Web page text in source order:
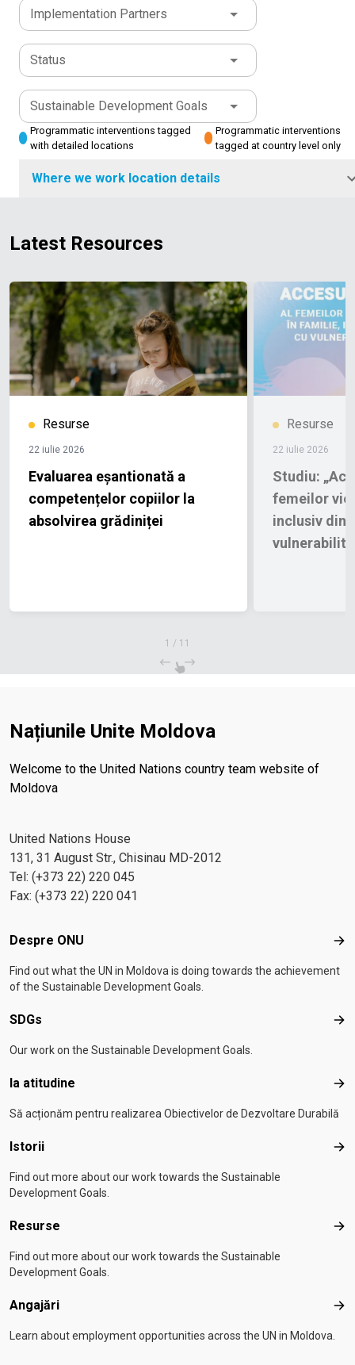
Implementation Partners
Status
Sustainable Development Goals
Programmatic interventions tagged
with detailed locations
Programmatic interventions
tagged at country level only
Where we work location details
Latest Resources
Resurse
22 iulie 2026
Evaluarea eșantionată a
competențelor copiilor la
absolvirea grădiniței
Resurse
22 iulie 2026
Studiu:
femeilor
inclusiv din
1 / 11
Națiunile Unite Moldova
Welcome to the United Nations country team website of
Moldova
United Nations House
131, 31 August Str., Chisinau MD-2012
Tel: (+373 22) 220 045
Fax: (+373 22) 220 041
Footer menu
Despre ONU
Find out what the UN in Moldova is doing towards the achievement
of the Sustainable Development Goals.
SDGs
Our work on the Sustainable Development Goals.
Ia atitudine Ia
Să acționăm pentru realizarea Obiectivelor de Dezvoltare Durabilă
Istorii
Find out more about our work towards the Sustainable
Development Goals.
Resurse
Find out more about our work towards the Sustainable
Development Goals.
Angajări
Learn about employment opportunities across the UN in Moldova.